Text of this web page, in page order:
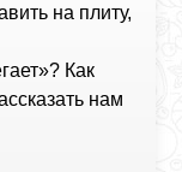
на плиту,
Как
нам